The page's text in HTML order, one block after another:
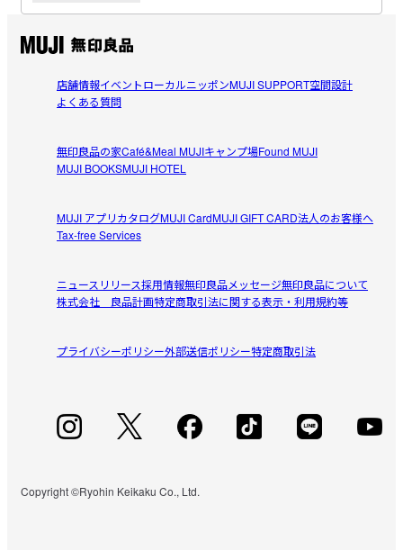
商品表示情報(原材料・アレルギー・製造所固
有記号等)
受取手段店舗受け取り可・コンビニ受け取り可
これはレストランの味
この味は自分で作ろうと思ってもできません
参考になった（0人）
帰りが遅くなり　すぐ調理できて美味しいパスタが食べた
くて購入しました。
ょうど良く美味しく頂きました。具材がもう少し大きめな
物があると、食べ応えがあり良いかと思いましたが…
参考になった（1人）
店舗情報イベントローカルニッポンMUJI SUPPORT空間設計
よくある質問
無印良品の家Café&Meal MUJIキャンプ場Found MUJI
MUJI BOOKSMUJI HOTEL
MUJI アプリカタログMUJI CardMUJI GIFT CARD法人のお客様へ
Tax-free Services
ニュースリリース採用情報無印良品メッセージ無印良品について
株式会社 良品計画特定商取引法に関する表示・利用規約等
プライバシーポリシー外部送信ポリシー特定商取引法
Copyright ©Ryohin Keikaku Co., Ltd.